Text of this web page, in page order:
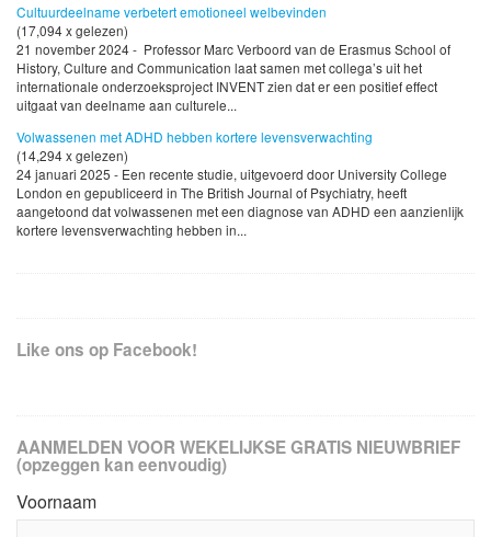
Cultuurdeelname verbetert emotioneel welbevinden
(17,094 x gelezen)
21 november 2024 - Professor Marc Verboord van de Erasmus School of
History, Culture and Communication laat samen met collega’s uit het
internationale onderzoeksproject INVENT zien dat er een positief effect
uitgaat van deelname aan culturele...
Volwassenen met ADHD hebben kortere levensverwachting
(14,294 x gelezen)
24 januari 2025 - Een recente studie, uitgevoerd door University College
London en gepubliceerd in The British Journal of Psychiatry, heeft
aangetoond dat volwassenen met een diagnose van ADHD een aanzienlijk
kortere levensverwachting hebben in...
Like ons op Facebook!
AANMELDEN VOOR WEKELIJKSE GRATIS NIEUWBRIEF
(opzeggen kan eenvoudig)
Voornaam